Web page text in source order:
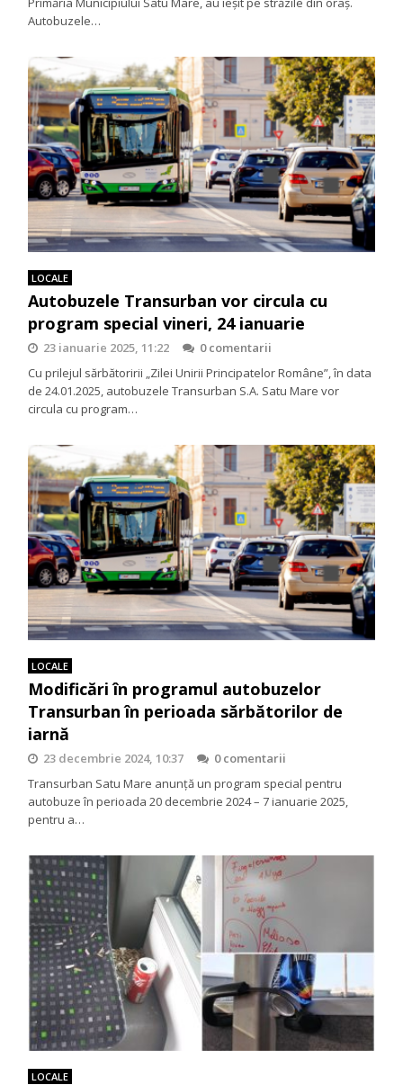
Autobuzele…
LOCALE
Autobuzele Transurban vor circula cu
program special vineri, 24 ianuarie
23 ianuarie 2025, 11:22
0 comentarii
Cu prilejul sărbătoririi „Zilei Unirii Principatelor Române”, în data
de 24.01.2025, autobuzele Transurban S.A. Satu Mare vor
circula cu program…
LOCALE
Modificări în programul autobuzelor
Transurban în perioada sărbătorilor de
iarnă
23 decembrie 2024, 10:37
0 comentarii
Transurban Satu Mare anunță un program special pentru
autobuze în perioada 20 decembrie 2024 – 7 ianuarie 2025,
pentru a…
LOCALE